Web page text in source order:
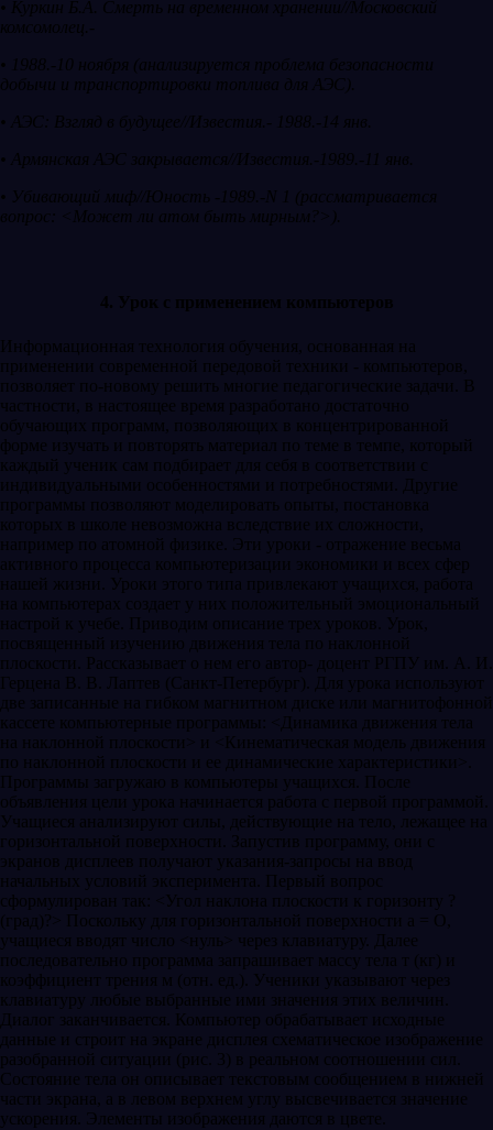
• Куркин Б.А. Смерть на временном хранении//Московский
комсомолец.-
• 1988.-10 ноября (анализируется проблема безопасности
добычи и транспортировки топлива для АЭС).
• АЭС: Взгляд в будущее//Известия.- 1988.-14 янв.
• Армянская АЭС закрывается//Известия.-1989.-11 янв.
• Убивающий миф//Юность -1989.-N 1 (рассматривается
вопрос: <Может ли атом быть мирным?>).
4. Урок с применением компьютеров
Информационная технология обучения, основанная на
применении современной передовой техники - компьютеров,
позволяет по-новому решить многие педагогические задачи. В
частности, в настоящее время разработано достаточно
обучающих программ, позволяющих в концентрированной
форме изучать и повторять материал по теме в темпе, который
каждый ученик сам подбирает для себя в соответствии с
индивидуальными особенностями и потребностями. Другие
программы позволяют моделировать опыты, постановка
которых в школе невозможна вследствие их сложности,
например по атомной физике. Эти уроки - отражение весьма
активного процесса компьютеризации экономики и всех сфер
нашей жизни. Уроки этого типа привлекают учащихся, работа
на компьютерах создает у них положительный эмоциональный
настрой к учебе. Приводим описание трех уроков. Урок,
посвященный изучению движения тела по наклонной
плоскости. Рассказывает о нем его автор- доцент РГПУ им. А. И.
Герцена В. В. Лаптев (Санкт-Петербург). Для урока используют
две записанные на гибком магнитном диске или магнитофонной
кассете компьютерные программы: <Динамика движения тела
на наклонной плоскости> и <Кинематическая модель движения
по наклонной плоскости и ее динамические характеристики>.
Программы загружаю в компьютеры учащихся. После
объявления цели урока начинается работа с первой программой.
Учащиеся анализируют силы, действующие на тело, лежащее на
горизонтальной поверхности. Запустив программу, они с
экранов дисплеев получают указания-запросы на ввод
начальных условий эксперимента. Первый вопрос
сформулирован так: <Угол наклона плоскости к горизонту ?
(град)?> Поскольку для горизонтальной поверхности а = О,
учащиеся вводят число <нуль> через клавиатуру. Далее
последовательно программа запрашивает массу тела т (кг) и
коэффициент трения м (отн. ед.). Ученики указывают через
клавиатуру любые выбранные ими значения этих величин.
Диалог заканчивается. Компьютер обрабатывает исходные
данные и строит на экране дисплея схематическое изображение
разобранной ситуации (рис. 3) в реальном соотношении сил.
Состояние тела он описывает текстовым сообщением в нижней
части экрана, а в левом верхнем углу высвечивается значение
ускорения. Элементы изображения даются в цвете.